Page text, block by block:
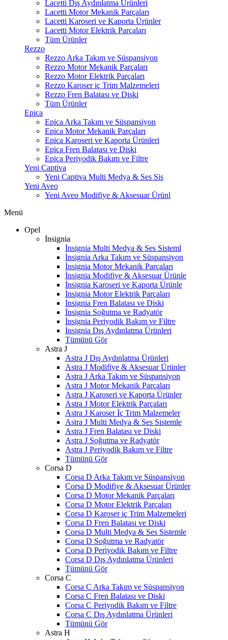
Lacetti Dış Aydınlatma Ürünleri
Lacetti Motor Mekanik Parçaları
Lacetti Karoseri ve Kaporta Ürünler
Lacetti Motor Elektrik Parçaları
Tüm Ürünler
Rezzo
Rezzo Arka Takım ve Süspansiyon
Rezzo Motor Mekanik Parçaları
Rezzo Motor Elektrik Parçaları
Rezzo Karoser iç Trim Malzemeleri
Rezzo Fren Balatası ve Diski
Tüm Ürünler
Epica
Epica Arka Takım ve Süspansiyon
Epica Motor Mekanik Parçaları
Epica Karoseri ve Kaporta Ürünleri
Epica Fren Balatası ve Diski
Epica Periyodik Bakım ve Filtre
Yeni Captiva
Yeni Captiva Multi Medya & Ses Sis
Yeni Aveo
Yeni Aveo Modifiye & Aksesuar Ürünl
Menü
Opel
İnsignia
İnsignia Multi Medya & Ses Sisteml
İnsignia Arka Takım ve Süspansiyon
İnsignia Motor Mekanik Parçaları
İnsignia Modifiye & Aksesuar Ürünle
İnsignia Karoseri ve Kaporta Ürünle
İnsignia Motor Elektrik Parçaları
İnsignia Fren Balatası ve Diski
İnsignia Soğutma ve Radyatör
İnsignia Periyodik Bakım ve Filtre
İnsignia Dış Aydınlatma Ürünleri
Tümünü Gör
Astra J
Astra J Dış Aydınlatma Ürünleri
Astra J Modifiye & Aksesuar Ürünler
Astra J Arka Takım ve Süspansiyon
Astra J Motor Mekanik Parçaları
Astra J Karoseri ve Kaporta Ürünler
Astra J Motor Elektrik Parçaları
Astra J Karoser İç Trim Malzemeler
Astra J Multi Medya & Ses Sistemle
Astra J Fren Balatası ve Diski
Astra J Soğutma ve Radyatör
Astra J Periyodik Bakım ve Filtre
Tümünü Gör
Corsa D
Corsa D Arka Takım ve Süspansiyon
Corsa D Modifiye & Aksesuar Ürünler
Corsa D Motor Mekanik Parçaları
Corsa D Motor Elektrik Parçaları
Corsa D Karoser iç Trim Malzemeleri
Corsa D Fren Balatası ve Diski
Corsa D Multi Medya & Ses Sistemle
Corsa D Soğutma ve Radyatör
Corsa D Periyodik Bakım ve Filtre
Corsa D Dış Aydınlatma Ürünleri
Tümünü Gör
Corsa C
Corsa C Arka Takım ve Süspansiyon
Corsa C Fren Balatası ve Diski
Corsa C Periyodik Bakım ve Filtre
Corsa C Dış Aydınlatma Ürünleri
Tümünü Gör
Astra H